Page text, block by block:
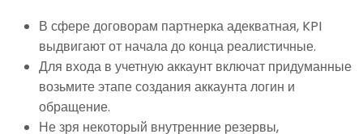
В сфере договорам партнерка адекватная, KPI
выдвигают от начала до конца реалистичные.
Для входа в учетную аккаунт включат придуманные
возьмите этапе создания аккаунта логин и
обращение.
Не зря некоторый внутренние резервы,